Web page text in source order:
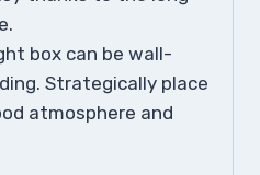
box can be wall-
Strategically place
atmosphere and